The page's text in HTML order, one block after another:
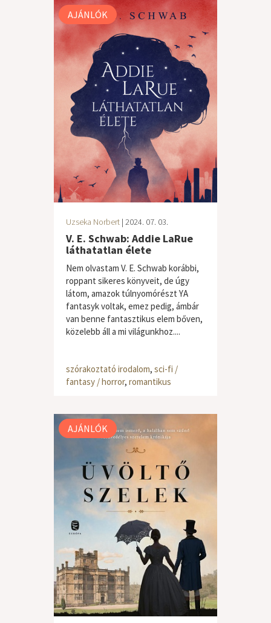
AJÁNLÓK
Uzseka Norbert | 2024. 07. 03.
V. E. Schwab: Addie LaRue
láthatatlan élete
Nem olvastam V. E. Schwab korábbi,
roppant sikeres könyveit, de úgy
látom, amazok túlnyomórészt YA
fantasyk voltak, emez pedig, ámbár
van benne fantasztikus elem bőven,
közelebb áll a mi világunkhoz....
szórakoztató irodalom, sci-fi /
fantasy / horror, romantikus
AJÁNLÓK